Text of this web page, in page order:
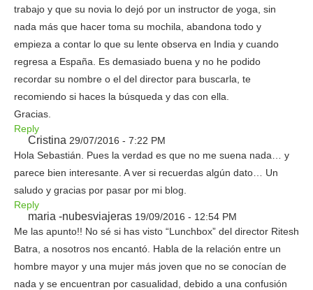
trabajo y que su novia lo dejó por un instructor de yoga, sin
nada más que hacer toma su mochila, abandona todo y
empieza a contar lo que su lente observa en India y cuando
regresa a España. Es demasiado buena y no he podido
recordar su nombre o el del director para buscarla, te
recomiendo si haces la búsqueda y das con ella.
Gracias.
Reply
Cristina 29/07/2016 - 7:22 PM
Hola Sebastián. Pues la verdad es que no me suena nada… y
parece bien interesante. A ver si recuerdas algún dato… Un
saludo y gracias por pasar por mi blog.
Reply
maria -nubesviajeras 19/09/2016 - 12:54 PM
Me las apunto!! No sé si has visto “Lunchbox” del director Ritesh
Batra, a nosotros nos encantó. Habla de la relación entre un
hombre mayor y una mujer más joven que no se conocían de
nada y se encuentran por casualidad, debido a una confusión